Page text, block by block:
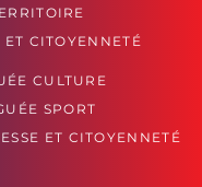
CITOYENNETÉ
CULTURE
SPORT
ET CITOYENNETÉ